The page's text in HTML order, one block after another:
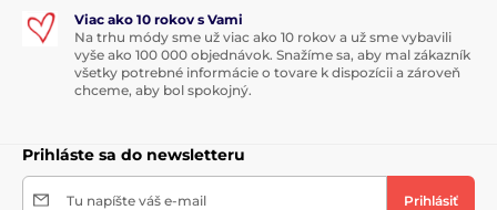
Viac ako 10 rokov s Vami
Na trhu módy sme už viac ako 10 rokov a už sme vybavili
vyše ako 100 000 objednávok. Snažíme sa, aby mal zákazník
všetky potrebné informácie o tovare k dispozícii a zároveň
chceme, aby bol spokojný.
Prihláste sa do newsletteru
Tu napíšte váš e-mail Prihlásiť